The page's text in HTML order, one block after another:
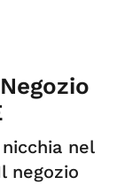
nel
negozio